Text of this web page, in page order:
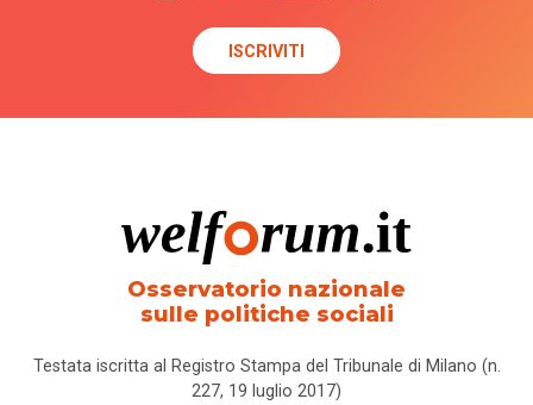
Osservatorio nazionale
sulle politiche sociali
Testata iscritta al Registro Stampa del Tribunale di Milano (n.
227, 19 luglio 2017)